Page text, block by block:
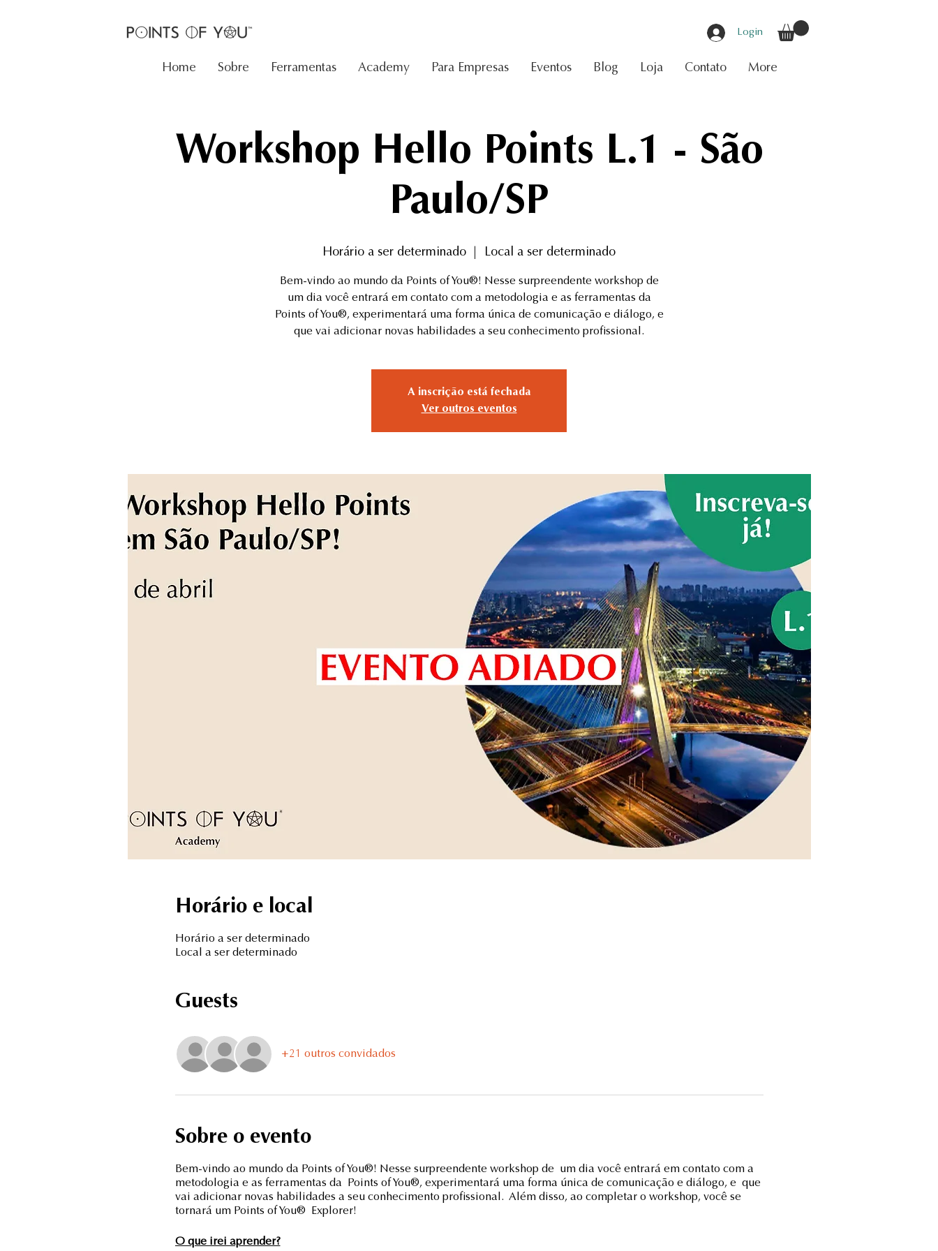
Login
Home Sobre Ferramentas Academy Para Empresas Eventos Blog Loja Contato More
Workshop Hello Points L.1 - São
Paulo/SP
Horário a ser determinado Local a ser determinado
Bem-vindo ao mundo da Points of You®! Nesse surpreendente workshop de
um dia você entrará em contato com a metodologia e as ferramentas da
Points of You®, experimentará uma forma única de comunicação e diálogo, e
que vai adicionar novas habilidades a seu conhecimento profissional.
A inscrição está fechada
Ver outros eventos
Horário e local
Horário a ser determinado
Local a ser determinado
Guests
+21 outros convidados
Sobre o evento
Bem-vindo ao mundo da Points of You®! Nesse surpreendente workshop de um dia você entrará em contato com a
metodologia e as ferramentas da Points of You®, experimentará uma forma única de comunicação e diálogo, e que
vai adicionar novas habilidades a seu conhecimento profissional. Além disso, ao completar o workshop, você se
tornará um Points of You® Explorer!
O que irei aprender?